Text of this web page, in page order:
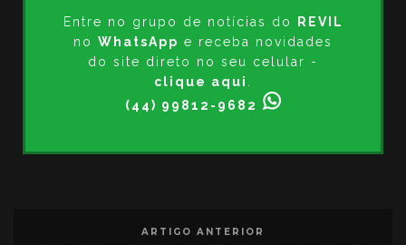
Entre no grupo de notícias do
REVIL
no WhatsApp e receba novidades
do site direto no seu celular -
clique aqui
(44) 99812-9682
ARTIGO ANTERIOR